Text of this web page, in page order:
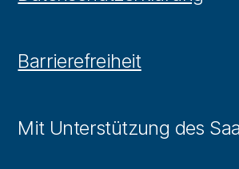
Barrierefreiheit
Mit Unterstützung des